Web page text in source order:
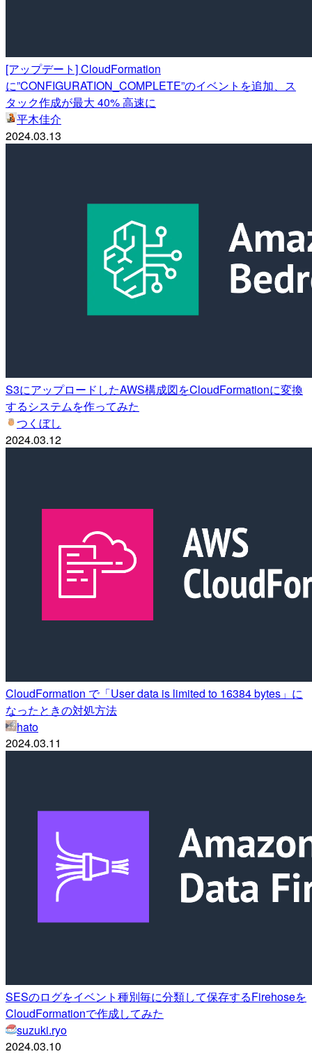
[アップデート] CloudFormation
に”CONFIGURATION_COMPLETE”のイベントを追加、ス
タック作成が最大 40% 高速に
平木佳介
2024.03.13
S3にアップロードしたAWS構成図をCloudFormationに変換
するシステムを作ってみた
つくぼし
2024.03.12
CloudFormation で「User data is limited to 16384 bytes」に
なったときの対処方法
hato
2024.03.11
SESのログをイベント種別毎に分類して保存するFirehoseを
CloudFormationで作成してみた
suzuki.ryo
2024.03.10